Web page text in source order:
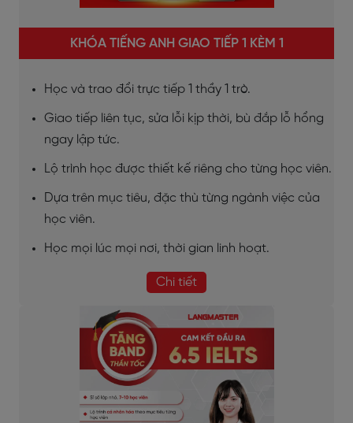
KHÓA TIẾNG ANH GIAO TIẾP 1 KÈM 1
Học và trao đổi trực tiếp 1 thầy 1 trò.
Giao tiếp liên tục, sửa lỗi kịp thời, bù đắp lỗ hổng
ngay lập tức.
Lộ trình học được thiết kế riêng cho từng học viên.
Dựa trên mục tiêu, đặc thù từng ngành việc của
học viên.
Học mọi lúc mọi nơi, thời gian linh hoạt.
Chi tiết